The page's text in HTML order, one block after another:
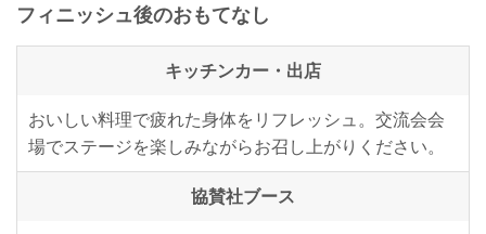
フィニッシュ後のおもてなし
キッチンカー・出店
おいしい料理で疲れた身体をリフレッシュ。交流会会
場でステージを楽しみながらお召し上がりください。
協賛社ブース